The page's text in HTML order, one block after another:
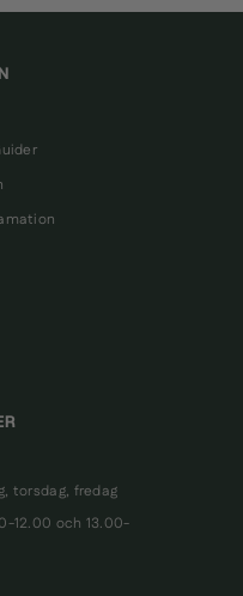
torsdag, fredag
12.00 och 13.00-